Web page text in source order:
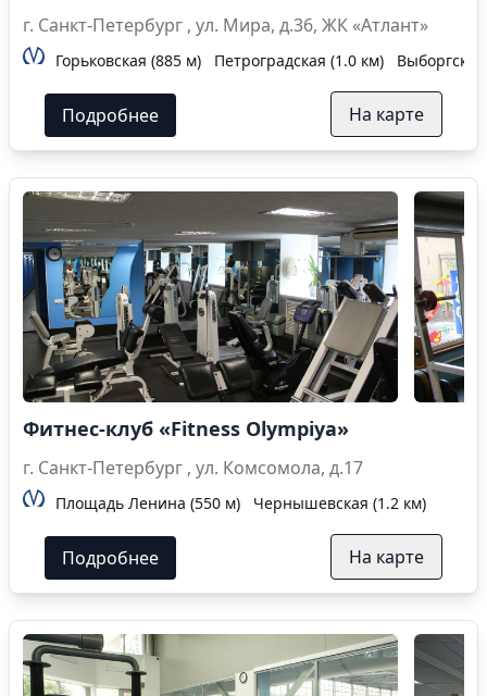
г. Санкт-Петербург , ул. Мира, д.36, ЖК «Атлант»
Горьковская (885 м) Петроградская (1.0 км)
Подробнее На карте
Фитнес-клуб «Fitness Olympiya»
г. Санкт-Петербург , ул. Комсомола, д.17
Площадь Ленина (550 м) Чернышевская (1.2 км)
Подробнее На карте